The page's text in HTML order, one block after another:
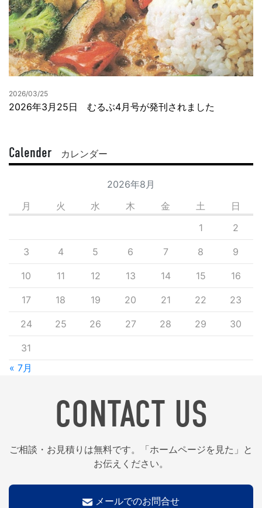
2026/03/25
2026年3月25日 むるぶ4月号が発刊されました
Calender カレンダー
2026年8月
月
火 水 木 金 土 日
« 7月
1 2
3 4 5 6 7 8 9
10 11 12 13 14 15 16
17 18 19 20 21 22 23
24 25 26 27 28 29 30
31
CONTACT US
ご相談・お見積りは無料です。「ホームページを見た」と
お伝えください。
メールでのお問合せ